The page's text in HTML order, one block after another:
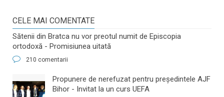
CELE MAI COMENTATE
Sătenii din Bratca nu vor preotul numit de Episcopia
ortodoxă - Promisiunea uitată
210 comentarii
​Propunere de nerefuzat pentru preşedintele AJF
Bihor - Invitat la un curs UEFA